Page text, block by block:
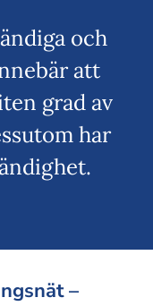
och
att
grad av
har
–